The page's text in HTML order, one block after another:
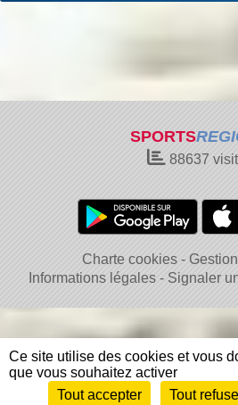
SPORTS
88637
Charte cookies
Informations légales
Signaler
Envie de participer ?
Ce site utilise des cookies et vous
que vous souhaitez activer
Tout accepter
Tout